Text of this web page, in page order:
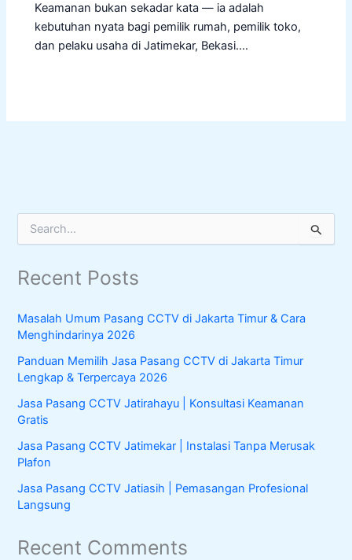
Keamanan bukan sekadar kata — ia adalah
kebutuhan nyata bagi pemilik rumah, pemilik toko,
dan pelaku usaha di Jatimekar, Bekasi.…
e
r
f
o
r
:
Recent Posts
Masalah Umum Pasang CCTV di Jakarta Timur & Cara
Menghindarinya 2026
Panduan Memilih Jasa Pasang CCTV di Jakarta Timur
Lengkap & Terpercaya 2026
Jasa Pasang CCTV Jatirahayu | Konsultasi Keamanan
Gratis
Jasa Pasang CCTV Jatimekar | Instalasi Tanpa Merusak
Plafon
Jasa Pasang CCTV Jatiasih | Pemasangan Profesional
Langsung
Recent Comments